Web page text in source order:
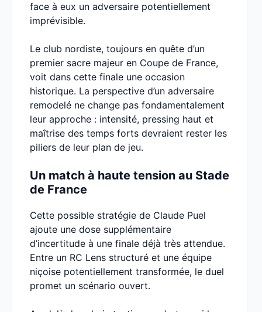
face à eux un adversaire potentiellement
imprévisible.
Le club nordiste, toujours en quête d’un
premier sacre majeur en Coupe de France,
voit dans cette finale une occasion
historique. La perspective d’un adversaire
remodelé ne change pas fondamentalement
leur approche : intensité, pressing haut et
maîtrise des temps forts devraient rester les
piliers de leur plan de jeu.
Un match à haute tension au Stade
de France
Cette possible stratégie de Claude Puel
ajoute une dose supplémentaire
d’incertitude à une finale déjà très attendue.
Entre un RC Lens structuré et une équipe
niçoise potentiellement transformée, le duel
promet un scénario ouvert.